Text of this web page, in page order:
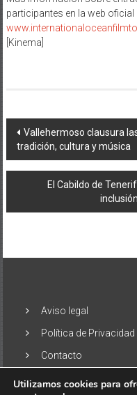
participantes en la web oficial
[Kinema]
Navegación
de
entradas
Vallehermoso clausura
tradición, cultura y música
El Cabildo de
Aviso legal
Política de Privacidad
Contacto
Utilizamos cookies para